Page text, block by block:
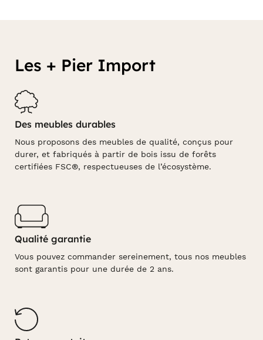
Les + Pier Import
Des meubles durables
Nous proposons des meubles de qualité, conçus pour
durer, et fabriqués à partir de bois issu de forêts
certifiées FSC®, respectueuses de l’écosystème.
Qualité garantie
Vous pouvez commander sereinement, tous nos meubles
sont garantis pour une durée de 2 ans.